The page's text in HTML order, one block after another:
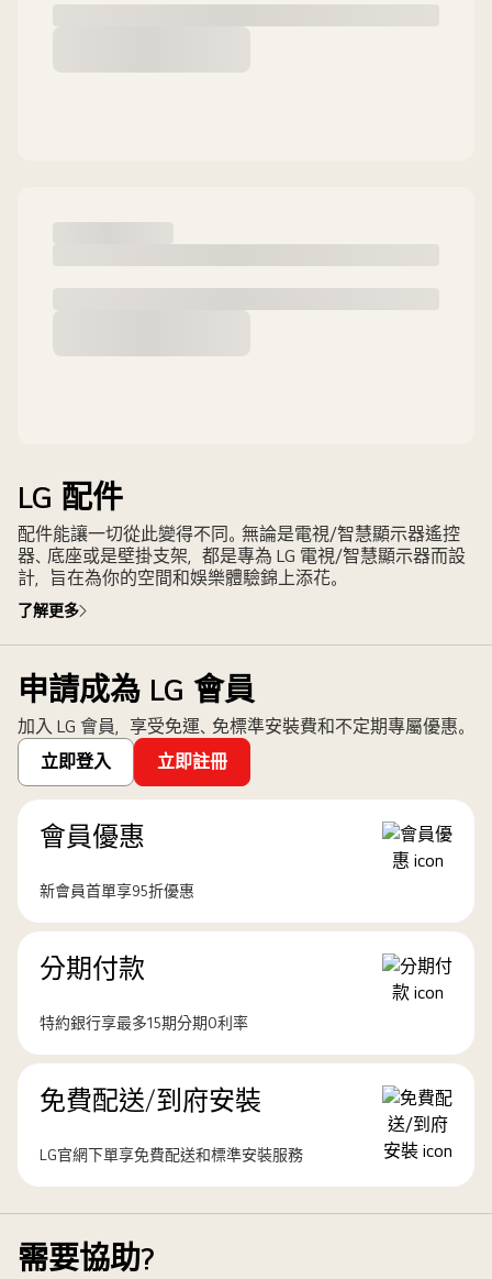
LG 配件
配件能讓一切從此變得不同。無論是電視/智慧顯示器遙控
器、底座或是壁掛支架，都是專為 LG 電視/智慧顯示器而設
計，旨在為你的空間和娛樂體驗錦上添花。
了解更多
申請成為 LG 會員
加入 LG 會員，享受免運、免標準安裝費和不定期專屬優惠。
立即登入
立即註冊
會員優惠
新會員首單享95折優惠
分期付款
特約銀行享最多15期分期0利率
免費配送/到府安裝
LG官網下單享免費配送和標準安裝服務
需要協助?